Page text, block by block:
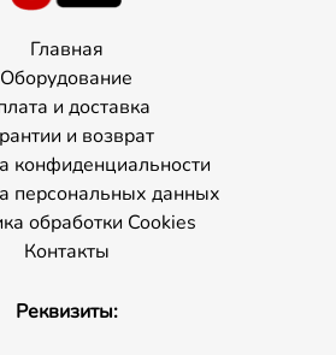
Главная
Оборудование
и доставка
и возврат
конфиденциальности
персональных данных
обработки Cookies
Контакты
Реквизиты: